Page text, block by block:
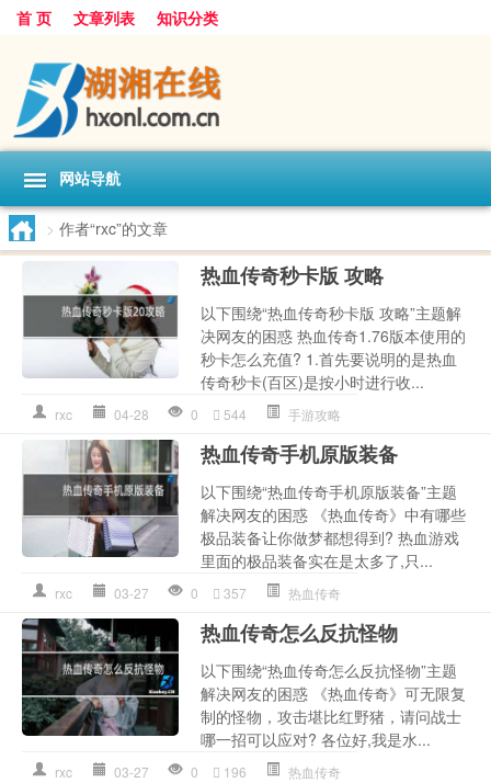
首 页 文章列表 知识分类
网站导航
> 作者“rxc”的文章
热血传奇秒卡版 攻略
以下围绕“热血传奇秒卡版 攻略”主题解
决网友的困惑 热血传奇1.76版本使用的
秒卡怎么充值? 1.首先要说明的是热血
传奇秒卡(百区)是按小时进行收...
rxc 04-28 0 544 手游攻略
热血传奇手机原版装备
以下围绕“热血传奇手机原版装备”主题
解决网友的困惑 《热血传奇》中有哪些
极品装备让你做梦都想得到? 热血游戏
里面的极品装备实在是太多了,只...
rxc 03-27 0 357 热血传奇
热血传奇怎么反抗怪物
以下围绕“热血传奇怎么反抗怪物”主题
解决网友的困惑 《热血传奇》可无限复
制的怪物，攻击堪比红野猪，请问战士
哪一招可以应对? 各位好,我是水...
rxc 03-27 0 196 热血传奇